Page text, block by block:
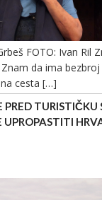
FOTO: Ivan Ril
da ima
cesta […]
PRED TURISTIČKU
UPROPASTITI